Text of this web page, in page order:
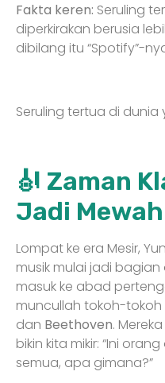
Fakta keren: Seruling
diperkirakan berusia
dibilang itu “Spotify”-
Seruling tertua di
🎻 Zaman
Jadi
Lompat ke era Mesir,
musik mulai jadi
masuk ke abad
muncullah tokoh-tokoh
dan Beethoven.
bikin kita mikir: “Ini
semua, apa gimana?”